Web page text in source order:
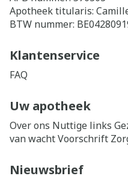
Apotheek titularis:
BTW nummer:
Klantenservice
FAQ
Uw apotheek
Over ons Nuttige links
van wachtVoorschrift
Nieuwsbrief